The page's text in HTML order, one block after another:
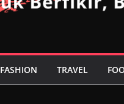
FASHION TRAVEL